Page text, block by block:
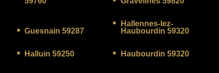
Guesnain 59287
Hallennes-lez-
Haubourdin 59320
Halluin 59250 Haubourdin 59320